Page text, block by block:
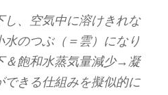
し、空気中に溶けきれな
水のつぶ（＝雲）になり
＆飽和水蒸気量減少→凝
きる仕組みを擬似的に